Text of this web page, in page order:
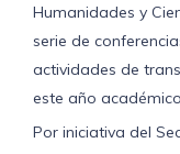
Humanidades y
serie de
actividades de
este año académico.
Por iniciativa del